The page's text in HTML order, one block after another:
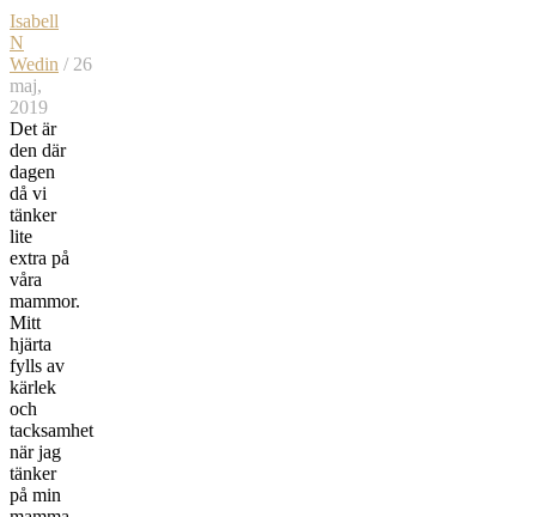
Isabell
N
Wedin / 26
maj,
2019
Det är
den där
dagen
då vi
tänker
lite
extra på
våra
mammor.
Mitt
hjärta
fylls av
kärlek
och
tacksamhet
när jag
tänker
på min